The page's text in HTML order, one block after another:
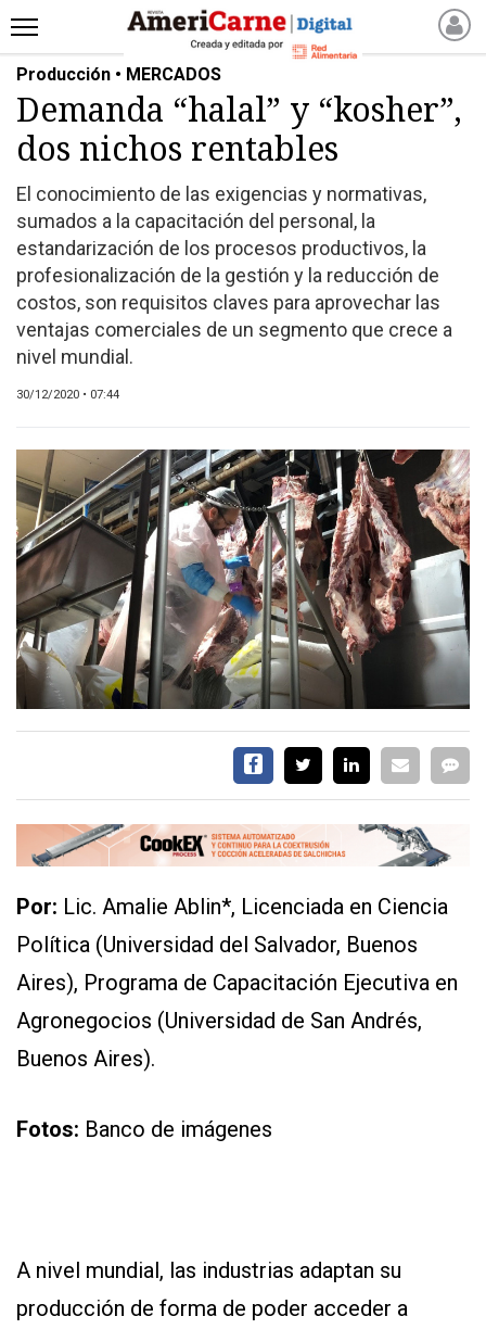
INICIO
NOTICIAS RECIENTES
NOTICIAS
PRODUCCIÓN
PROCESO
PRODUCTO
NUEVOS PRODUCTOS
MARKETPLACE
REVISTAS
DE CARNE VACUNA
EVENTOS Y
CAPACITACIONES
DIRECTORIO
CALENDARIO
MEDIA KIT
TEMAS DESTACADOS
CARNE
FRIGORIFICO
TIPIFICACION
GANDERÍA
CONTÁCTENOS
AYUDA
MAPA
SITIO
Producción • MERCADOS
Demanda “halal” y “kosher”,
dos nichos rentables
El conocimiento de las exigencias y normativas,
sumados a la capacitación del personal, la
estandarización de los procesos productivos, la
profesionalización de la gestión y la reducción de
costos, son requisitos claves para aprovechar las
ventajas comerciales de un segmento que crece a
nivel mundial.
30/12/2020 • 07:44
Por: Lic. Amalie Ablin*, Licenciada en Ciencia
Política (Universidad del Salvador, Buenos
Aires), Programa de Capacitación Ejecutiva en
Agronegocios (Universidad de San Andrés,
Buenos Aires).
Fotos: Banco de imágenes
A nivel mundial, las industrias adaptan su
producción de forma de poder acceder a